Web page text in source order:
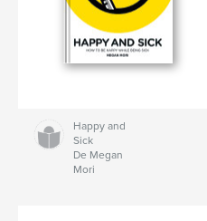
Happy and
Sick
De Megan
Mori